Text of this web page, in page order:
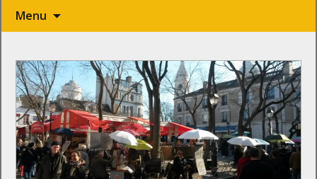
Menu
springen